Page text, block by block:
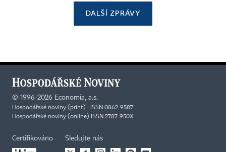
DALŠÍ ZPRÁVY
© 1996-2026 Economia, a.s.
Hospodářské noviny (print) ISSN 0862-9587
Hospodářské noviny (online) ISSN 2787-950X
Certifikováno Sledujte nás